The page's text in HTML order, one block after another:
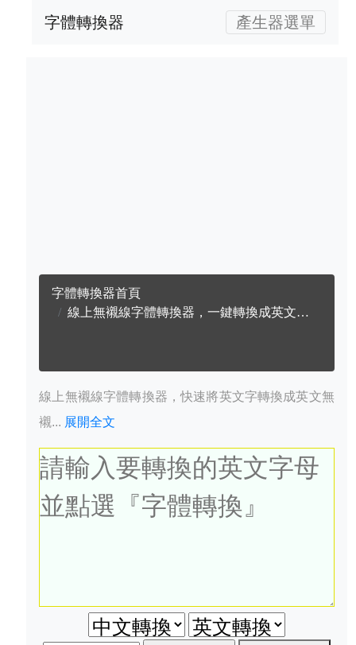
字體轉換器 產生器選單
字體轉換器首頁
線上無襯線字體轉換器，一鍵轉換成英文無襯線字體
線上無襯線字體轉換器，快速將英文字轉換成英文無
襯... 展開全文